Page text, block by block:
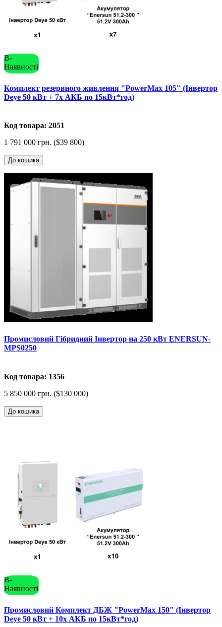
В-
Наявності
Комплект резервного живлення "PowerMax 105" (Інвертор
Deye 50 кВт + 7x АКБ по 15кВт*год)
Код товара: 2051
1 791 000 грн. ($39 800)
До кошика
Промисловий Гібридний Інвертор на 250 кВт ENERSUN-
MPS0250
Код товара: 1356
5 850 000 грн. ($130 000)
До кошика
В-
Наявності
Промисловий Комплект ДБЖ "PowerMax 150" (Інвертор
Deye 50 кВт + 10x АКБ по 15кВт*год)